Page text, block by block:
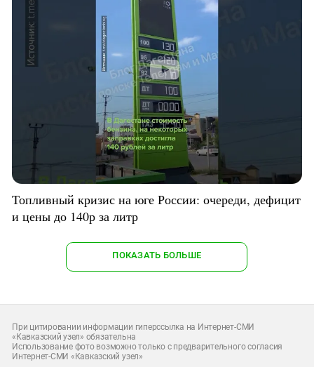
Топливный кризис на юге России: очереди, дефицит
и цены до 140р за литр
ПОКАЗАТЬ БОЛЬШЕ
При цитировании информации гиперссылка на Интернет-СМИ
«Кавказский узел» обязательна
Использование фото возможно только с предварительного согласия
Интернет-СМИ «Кавказский узел»